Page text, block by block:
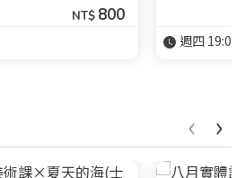
NT$ 800
週四
‹ ›